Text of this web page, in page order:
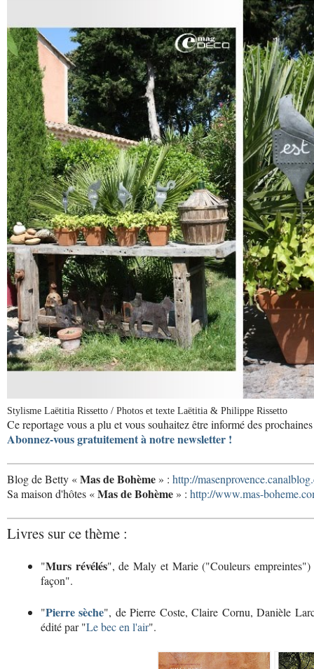
Stylisme Laëtitia Rissetto / Photos et texte Laëtitia & Philippe Rissetto
Ce reportage vous a plu et vous souhaitez être informé des
Abonnez-vous gratuitement à notre newsletter !
Blog de Betty «Mas de Bohème » : http://
Sa maison d'hôtes «Mas de Bohème » : http://www.mas-
Livres sur ce thème :
"Murs révélés", de Maly et Marie ("Couleurs
façon".
"Pierre sèche", de Pierre Coste, Claire Cornu, Danièle
édité par "Le bec en l'air".